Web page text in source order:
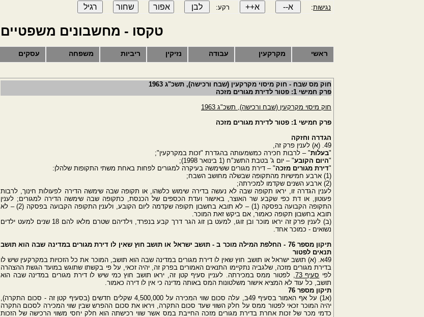
נגישות: רקע:
טקסו - מחשבונים משפטיים
ראשי מקרקעין עבודה נזיקין ריביות משפחה עסקים
חוק מס שבח - חוק מיסוי מקרקעין (שבח ורכישה), תשכ"ג 1963
פרק חמישי 1: פטור לדירת מגורים מזכה
חוק מיסוי מקרקעין (שבח ורכישה), תשכ"ג 1963
פרק חמישי 1: פטור לדירת מגורים מזכה
הגדרה וחזקה
49. (א) לענין פרק זה,
"בעלות" – לרבות חכירה כמשמעותה בהגדרת "זכות במקרקעין";
"היום הקובע" – יום ג' בטבת התשנ"ח (1 בינואר 1998);
"דירת מגורים מזכה" – דירת מגורים ששימשה בעיקרה למגורים לפחות באחת משתי התקופות שלהלן:
(1) ארבע חמישיות מהתקופה שבשלה מחושב השבח;
(2) ארבע השנים שקדמו למכירתה;
לענין הגדרה זו, יראו תקופה שבה לא נעשה בדירה שימוש כלשהו, או תקופה שבה שימשה הדירה לפעולות חינוך, לרבות
פעוטון, או דת כפי שקבע שר האוצר, באישור ועדת הכספים של הכנסת, כתקופה שבה שימשה הדירה למגורים; לענין
התקופה הקבועה בפסקה (1) – לא תובא בחשבון תקופה שקדמה ליום הקובע, ולענין התקופה הקבועה בפסקה (2) – לא
תובא בחשבון תקופה כאמור, אם ביקש זאת המוכר.
(ב) לענין פרק זה יראו מוכר ובן זוגו, למעט בן זוג הגר דרך קבע בנפרד, וילדיהם שטרם מלאו להם 18 שנים למעט ילדים
נשואים - כמוכר אחד.
תיקון מספר 76 - החלפת המילה מוכר ב - תושב ישראל או תושב חוץ שאין לו דירת מגורים במדינה שבה הוא תושב
תנאים לפטור
49א. (א) תושב ישראל או תושב חוץ שאין לו דירת מגורים במדינה שבה הוא תושב, המוכר את כל הזכויות במקרקעין שיש לו
בדירת מגורים מזכה, שלגביה נתקיימו התנאים האמורים בפרק זה, יהיה זכאי, על פי בקשתו שתוגש במועד הגשת ההצהרה
לפי סעיף 73
, לפטור ממס במכירתה. לעניין סעיף קטן זה, יראו תושב חוץ כמי שיש לו דירת מגורים במדינה שבה הוא
תושב, כל עוד לא המציא אישור משלטונות המס באותה מדינה כי אין לו דירה כאמור.
תיקון מספר 76
(א1) על אף האמור בסעיף 49ב, עלה סכום שווי המכירה על 4,500,000 שקלים חדשים (בסעיף קטן זה - סכום התקרה),
יהיה המוכר זכאי לפטור ממס על חלק השווי שעד סכום התקרה, ויראו את סכום ההפרש שבין שווי המכירה לסכום התקרה
כדמי מכר של זכות אחרת בדירת מגורים מזכה החייבת במס אשר שווי רכישתה הוא חלק יחסי משווי הרכישה של הזכות